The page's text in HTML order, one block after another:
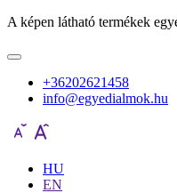
A képen látható termékek
+36202621458
info@egyedialmok.hu
HU
EN